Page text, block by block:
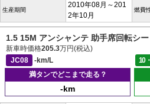
生産期間
2010年08月～201
2年10月
燃費
1.5 15M アンシャンテ 助手席回転シ
新車時価格205.3万円(税込)
JC08
-km/L 10
満タンでどこまで走る？
-km